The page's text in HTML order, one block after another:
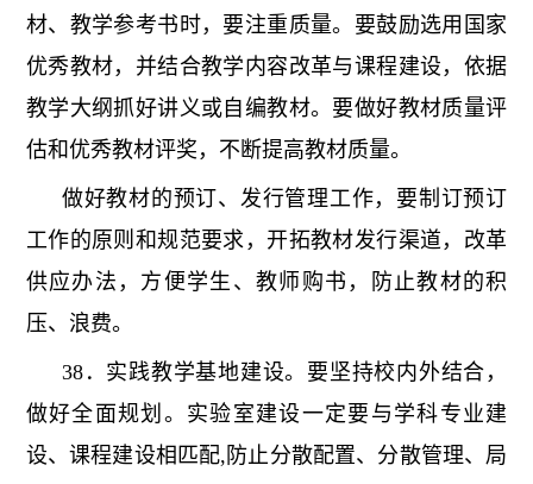
材、教学参考书时，要注重质量。要鼓励选用国家
优秀教材，并结合教学内容改革与课程建设，依据
教学大纲抓好讲义或自编教材。要做好教材质量评
估和优秀教材评奖，不断提高教材质量。
做好教材的预订、发行管理工作，要制订预订
工作的原则和规范要求，开拓教材发行渠道，改革
供应办法，方便学生、教师购书，防止教材的积
压、浪费。
38．实践教学基地建设。要坚持校内外结合，
做好全面规划。实验室建设一定要与学科专业建
设、课程建设相匹配,防止分散配置、分散管理、局